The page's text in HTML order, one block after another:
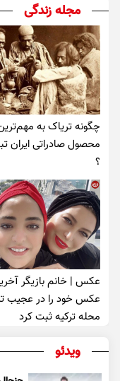
مجله زندگی
چگونه تریاک به
محصول صادراتی ایران
؟
عکس | خانم بازیگر
عکس خود را در عجیب
محله ترکیه ثبت کرد
ویدئو